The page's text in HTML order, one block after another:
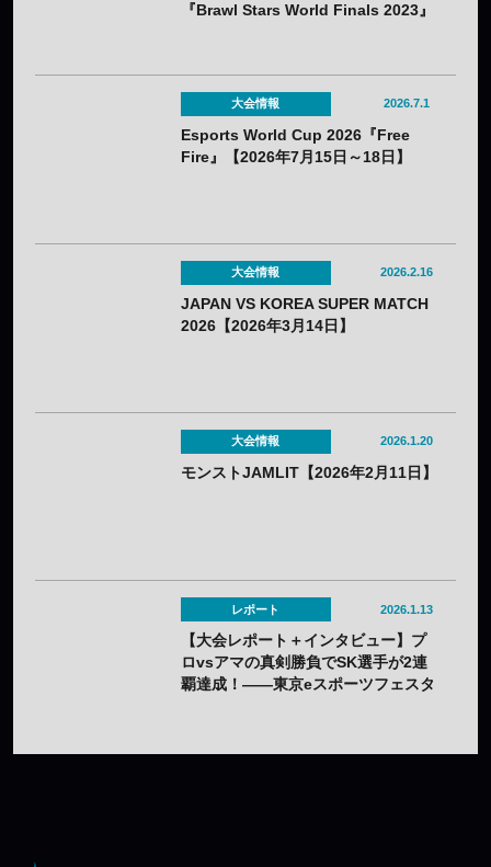
『Brawl Stars World Finals 2023』
大会情報 2026.7.1
Esports World Cup 2026『Free
Fire』【2026年7月15日～18日】
大会情報 2026.2.16
JAPAN VS KOREA SUPER MATCH
2026【2026年3月14日】
大会情報 2026.1.20
モンストJAMLIT【2026年2月11日】
レポート 2026.1.13
【大会レポート＋インタビュー】プ
ロvsアマの真剣勝負でSK選手が2連
覇達成！——東京eスポーツフェスタ